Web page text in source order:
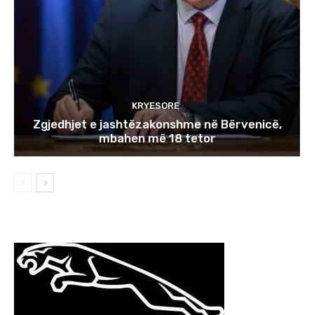
KRYESORE
Zgjedhjet e jashtëzakonshme në Bërvenicë,
mbahen më 18 tetor